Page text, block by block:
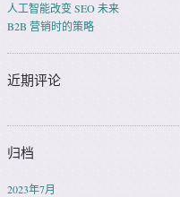
人工智能改变 SEO 未来
B2B 营销时的策略
近期评论
归档
2023年7月